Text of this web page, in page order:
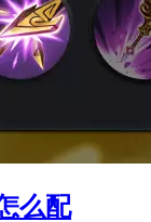
么配